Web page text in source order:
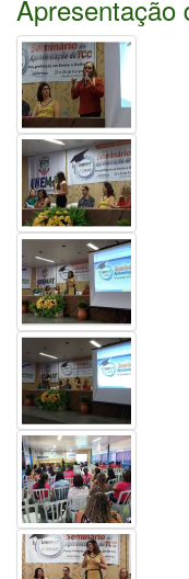
Apresentação